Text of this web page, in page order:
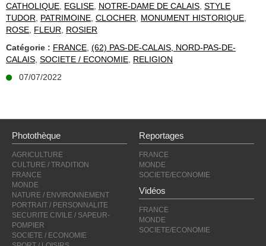
CATHOLIQUE, EGLISE, NOTRE-DAME DE CALAIS, STYLE
TUDOR, PATRIMOINE, CLOCHER, MONUMENT HISTORIQUE,
ROSE, FLEUR, ROSIER
Catégorie : FRANCE, (62) PAS-DE-CALAIS, NORD-PAS-DE-
CALAIS, SOCIETE / ECONOMIE, RELIGION
07/07/2022
Photothèque
AGRICULTURE
CULTURE / TRADITION
FRANCE
MONDE
NATURE / ENVIRONNEMENT
PORTRAIT / PERSONNALITE
SECURITE CIVILE / SAPEUR-
POMPIER
SOCIETE / ECONOMIE
Reportages
FRANCE
MONDE
SOCIETE/ECONOMIE
Vidéos
FRANCE
MONDE
SOCIETE/ECONOMIE